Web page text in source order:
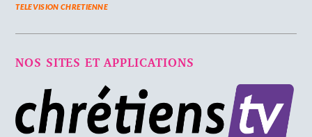
TELEVISION CHRETIENNE
NOS SITES ET APPLICATIONS